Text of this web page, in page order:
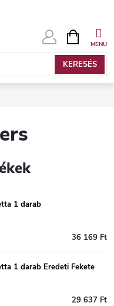
KERESÉS
KOSÁR
1 darab
36 169 Ft
1 darab Eredeti Fekete
29 637 Ft